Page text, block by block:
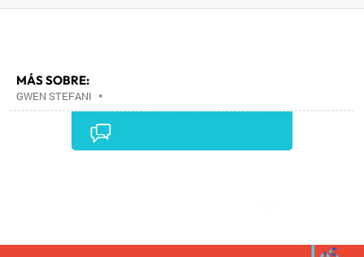
MÁS SOBRE:
GWEN STEFANI •